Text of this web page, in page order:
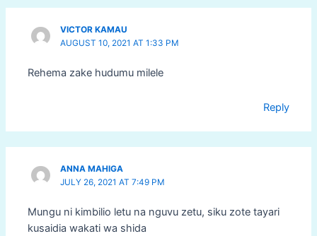
VICTOR KAMAU
AUGUST 10, 2021 AT 1:33 PM
Rehema zake hudumu milele
Reply
ANNA MAHIGA
JULY 26, 2021 AT 7:49 PM
Mungu ni kimbilio letu na nguvu zetu, siku zote tayari
kusaidia wakati wa shida